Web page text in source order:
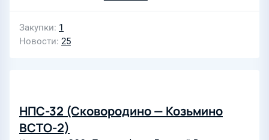
Закупки 1
Новости 25
НПС-32 (Сковородино — Козьмино
ВСТО-2)